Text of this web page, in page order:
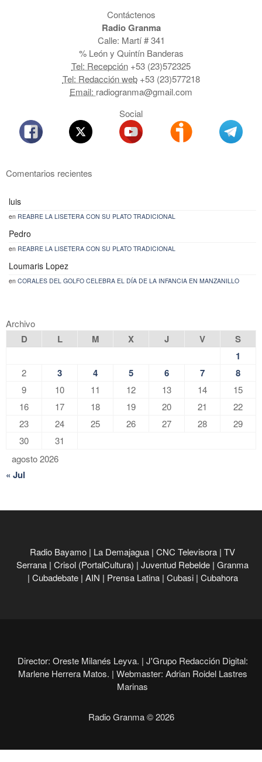
Contáctenos
Radio Granma
Calle: Martí # 341
% León y Quintín Banderas
Tel: Recepción +53 (23)572325
Tel: Redacción web+53 (23)577218
Email: radiogranma@gmail.com
Social
Comentarios recientes
luis
en REABRE LA LISETERA CON SU PLATO TRADICIONAL
Pedro
en REABRE LA LISETERA CON SU PLATO TRADICIONAL
Loumaris Lopez
en CORALES DEL GOLFO CELEBRA EL DÍA DE LA INFANCIA EN MANZANILLO
Archivo
agosto 2026
D L M X J V
S
1
2 3 4 5 6 7 8
9 10 11 12 13 14
15
16
17 18 19 20 21
22
23
24 25 26 27 28
29
30
31
« Jul
Radio Bayamo | La Demajagua | CNC Televisora | TV
Serrana | Crisol (PortalCultura) | Juventud Rebelde | Granma
| Cubadebate | AIN | Prensa Latina | Cubasi | Cubahora
Director: Oreste Milanés Leyva. | J'Grupo Redacción Digital:
Marlene Herrera Matos. | Webmaster: Adrian Roidel Lastres
Marinas
Radio Granma © 2026